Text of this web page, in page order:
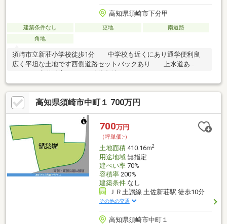
高知県須崎市下分甲
建築条件なし 更地
南道路
角地
須崎市立新荘小学校徒歩1分 中学校も近くにあり通学便利良
広く平坦な土地です西側道路セットバックあり 上水道あ
高知県須崎市中町１ 700万円
700万円
（坪単価:-）
土地面積410.16m2
用途地域無指定
建ぺい率70%
容積率200%
建築条件なし
ＪＲ土讃線 土佐新荘駅 徒歩10分
その他の交通
高知県須崎市中町１